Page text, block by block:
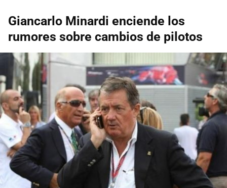
Giancarlo Minardi enciende los
rumores sobre cambios de pilotos